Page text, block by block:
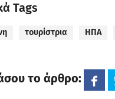
Tags
τουρίστρια ΗΠΑ
το άρθρο: